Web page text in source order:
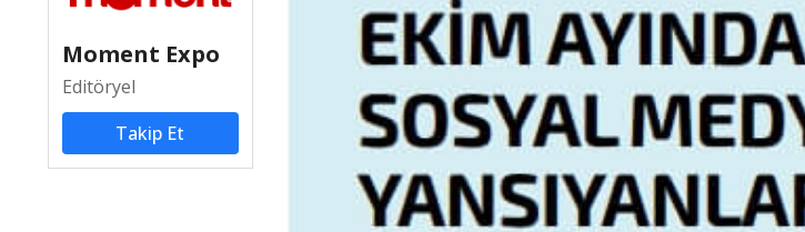
Moment Expo
Editöryel
Takip Et